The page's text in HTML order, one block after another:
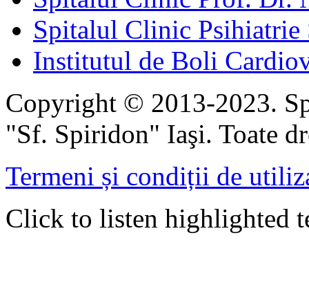
Spitalul Clinic Psihiatrie
Institutul de Boli
Copyright © 2013-2023.
"Sf. Spiridon" Iaşi. Toate
Termeni și condiții de
Click to listen highlighted